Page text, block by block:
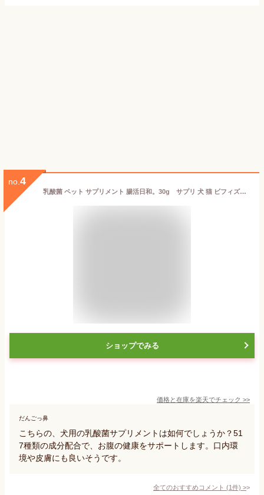
no. 4
乳酸菌 ペット サプリメント 腸活日和。30g サプリ 犬 猫 ビフィズス菌 おなか 粉末 腸内環境 腸内フローラ 皮膚 国産 口内環境
ショップでみる
価格と在庫を楽天でチェック >>
だんごっ鼻
こちらの、犬用の乳酸菌サプリメントは如何でしょうか？51
7種類の成分配合で、お腹の健康をサポートします。口内環
境や皮膚にも良いそうです。
全てのおすすめコメント (1件) >